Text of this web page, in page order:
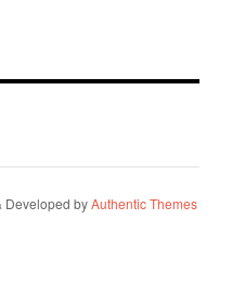
Developed byAuthentic Themes